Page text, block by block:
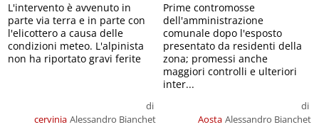
cervinia
di
Alessandro Bianchet
L'intervento è avvenuto in
parte via terra e in parte con
l'elicottero a causa delle
condizioni meteo. L'alpinista
non ha riportato gravi ferite
Aosta
di
Alessandro Bianchet
Prime contromosse
dell'amministrazione
comunale dopo l'esposto
presentato da residenti della
zona; promessi anche
maggiori controlli e ulteriori
inter...